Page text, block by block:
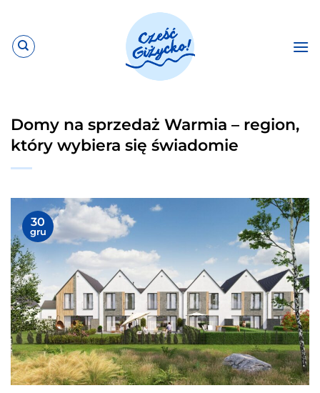
zawartości
Domy na sprzedaż Warmia – region,
który wybiera się świadomie
30
gru